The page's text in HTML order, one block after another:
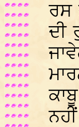
ਰਸ
ਦੀ